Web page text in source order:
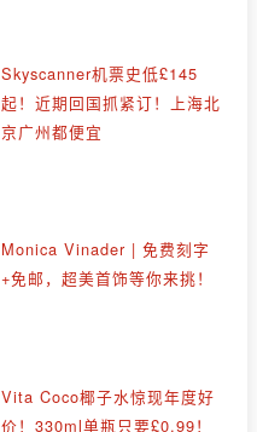
Skyscanner机票史低£145
起！近期回国抓紧订！上海北
京广州都便宜
Monica Vinader | 免费刻字
+免邮，超美首饰等你来挑！
Vita Coco椰子水惊现年度好
价！330ml单瓶只要£0.99！